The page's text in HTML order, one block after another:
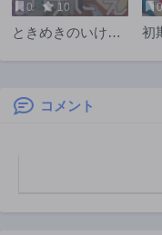
0 10
ときめきのいけに
初
コメント